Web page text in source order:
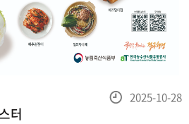
터
등
2025-10-28